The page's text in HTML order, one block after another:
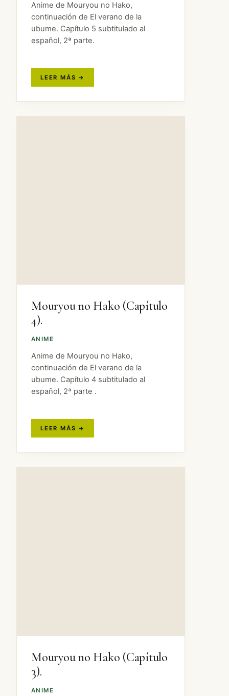
Anime de Mouryou no Hako,
continuación de El verano de la
ubume. Capítulo 5 subtitulado al
español, 2ª parte.
ANIME
Mouryou no Hako (Capítulo
4).
Anime de Mouryou no Hako,
continuación de El verano de la
ubume. Capítulo 4 subtitulado al
español, 2ª parte .
ANIME
Mouryou no Hako (Capítulo
3).